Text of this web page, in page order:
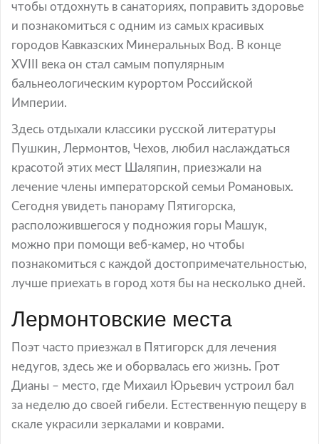
чтобы отдохнуть в санаториях, поправить здоровье
и познакомиться с одним из самых красивых
городов Кавказских Минеральных Вод. В конце
XVIII века он стал самым популярным
бальнеологическим курортом Российской
Империи.
Здесь отдыхали классики русской литературы
Пушкин, Лермонтов, Чехов, любил наслаждаться
красотой этих мест Шаляпин, приезжали на
лечение члены императорской семьи Романовых.
Сегодня увидеть панораму Пятигорска,
расположившегося у подножия горы Машук,
можно при помощи веб-камер, но чтобы
познакомиться с каждой достопримечательностью,
лучше приехать в город хотя бы на несколько дней.
Лермонтовские места
Поэт часто приезжал в Пятигорск для лечения
недугов, здесь же и оборвалась его жизнь. Грот
Дианы – место, где Михаил Юрьевич устроил бал
за неделю до своей гибели. Естественную пещеру в
скале украсили зеркалами и коврами.